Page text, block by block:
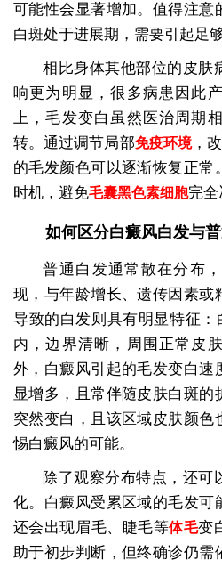
可能性会显著增加。值得注意
白斑处于进展期，需要引起足够
相比身体其他部位的皮肤
响更为明显，很多病患因此
上，毛发变白虽然医治周期
转。通过调节局部免疫环境，
的毛发颜色可以逐渐恢复正常
时机，避免毛囊黑色素细胞完全
如何区分白癜风白发与
普通白发通常散在分布
现，与年龄增长、遗传因素或
导致的白发则具有明显特征：
内，边界清晰，周围正常皮
外，白癜风引起的毛发变白速
显增多，且常伴随皮肤白斑的
突然变白，且该区域皮肤颜色
惕白癜风的可能。
除了观察分布特点，还可
化。白癜风受累区域的毛发可
还会出现眉毛、睫毛等体毛变
助于初步判断，但终确诊仍需